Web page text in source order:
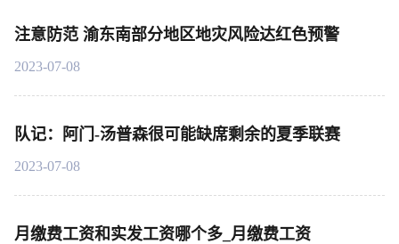
注意防范 渝东南部分地区地灾风险达红色预警
2023-07-08
队记：阿门-汤普森很可能缺席剩余的夏季联赛
2023-07-08
月缴费工资和实发工资哪个多_月缴费工资